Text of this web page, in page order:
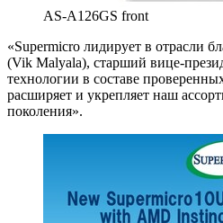
AS-A126GS front
«Supermicro лидирует в отрасли
(Vik Malyala), старший вице-
технологии в составе
расширяет и укрепляет наш
поколения».